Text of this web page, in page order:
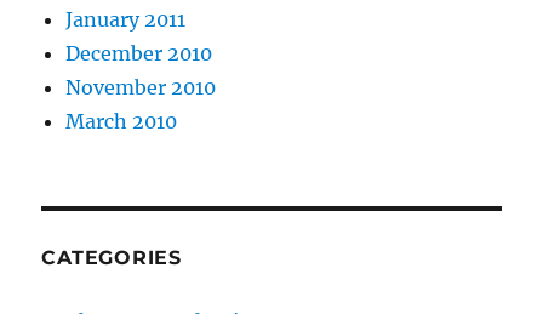
January 2011
December 2010
November 2010
March 2010
CATEGORIES